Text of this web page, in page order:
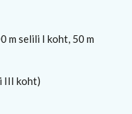
m selili I koht, 50 m
III koht)